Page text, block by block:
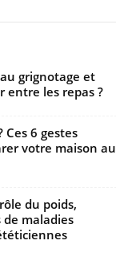
grignotage et
entre les repas ?
Ces 6 gestes
votre maison au
du poids,
maladies